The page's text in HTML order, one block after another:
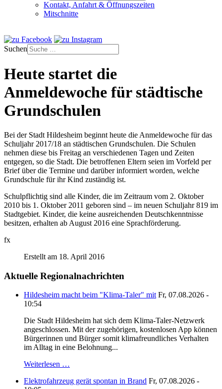
Kontakt, Anfahrt & Öffnungszeiten
Mitschnitte
Suchen
Heute startet die
Anmeldewoche für städtische
Grundschulen
Bei der Stadt Hildesheim beginnt heute die Anmeldewoche für das
Schuljahr 2017/18 an städtischen Grundschulen. Die Schulen
nehmen diese bis Freitag an verschiedenen Tagen und Zeiten
entgegen, so die Stadt. Die betroffenen Eltern seien im Vorfeld per
Brief über die Termine und darüber informiert worden, welche
Grundschule für ihr Kind zuständig ist.
Schulpflichtig sind alle Kinder, die im Zeitraum vom 2. Oktober
2010 bis 1. Oktober 2011 geboren sind – im neuen Schuljahr 819 im
Stadtgebiet. Kinder, die keine ausreichenden Deutschkenntnisse
besitzen, erhalten ab August 2016 eine Sprachförderung.
fx
Erstellt am 18. April 2016
Aktuelle Regionalnachrichten
Hildesheim macht beim "Klima-Taler" mit Fr, 07.08.2026 -
10:54
Die Stadt Hildesheim hat sich dem Klima-Taler-Netzwerk
angeschlossen. Mit der zugehörigen, kostenlosen App können
Bürgerinnen und Bürger somit klimafreundliches Verhalten
im Alltag in eine Belohnung...
Weiterlesen …
Elektrofahrzeug gerät spontan in Brand Fr, 07.08.2026 -